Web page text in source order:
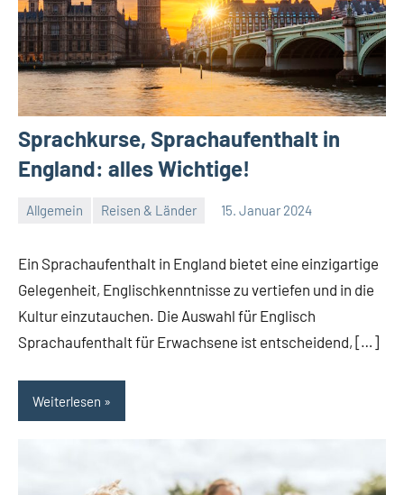
Sprachkurse, Sprachaufenthalt in
England: alles Wichtige!
Allgemein Reisen & Länder 15. Januar 2024
Redaktion
Keine
Ein Sprachaufenthalt in England bietet eine einzigartige
Gelegenheit, Englischkenntnisse zu vertiefen und in die
Kultur einzutauchen. Die Auswahl für Englisch
Sprachaufenthalt für Erwachsene ist entscheidend, […]
Weiterlesen